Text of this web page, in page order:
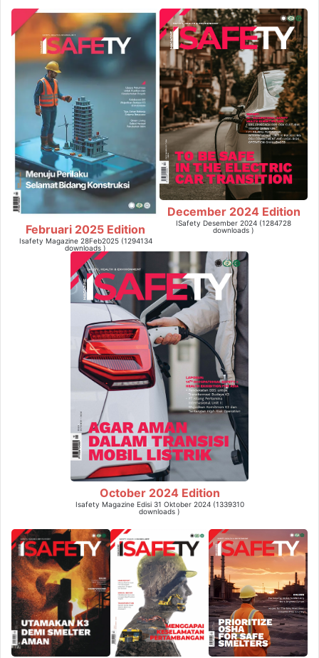
Februari 2025 Edition
Isafety Magazine 28Feb2025 (1294134
downloads )
December 2024 Edition
ISafety Desember 2024 (1284728
downloads )
October 2024 Edition
Isafety Magazine Edisi 31 Oktober 2024 (1339310
downloads )